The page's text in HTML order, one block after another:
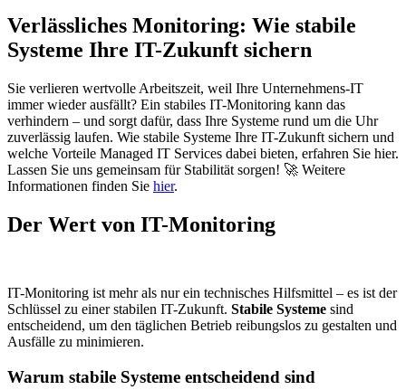
Verlässliches Monitoring: Wie stabile
Systeme Ihre IT-Zukunft sichern
Sie verlieren wertvolle Arbeitszeit, weil Ihre Unternehmens-IT
immer wieder ausfällt? Ein stabiles IT-Monitoring kann das
verhindern – und sorgt dafür, dass Ihre Systeme rund um die Uhr
zuverlässig laufen. Wie stabile Systeme Ihre IT-Zukunft sichern und
welche Vorteile Managed IT Services dabei bieten, erfahren Sie hier.
Lassen Sie uns gemeinsam für Stabilität sorgen! 🚀 Weitere
Informationen finden Sie hier.
Der Wert von IT-Monitoring
IT-Monitoring ist mehr als nur ein technisches Hilfsmittel – es ist der
Schlüssel zu einer stabilen IT-Zukunft. Stabile Systeme sind
entscheidend, um den täglichen Betrieb reibungslos zu gestalten und
Ausfälle zu minimieren.
Warum stabile Systeme entscheidend sind